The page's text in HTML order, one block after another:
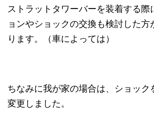
ストラットタワーバーを装着する際
ョンやショックの交換も検討した方
ります。（車によっては）
ちなみに我が家の場合は、ショック
変更しました。